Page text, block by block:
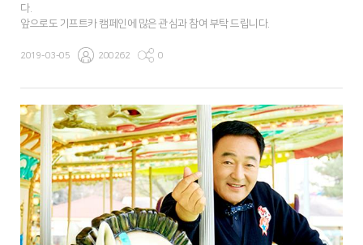
다.
앞으로도 기프트카 캠페인에 많은 관심과 참여 부탁 드립니다.
2019-03-05 200262 0